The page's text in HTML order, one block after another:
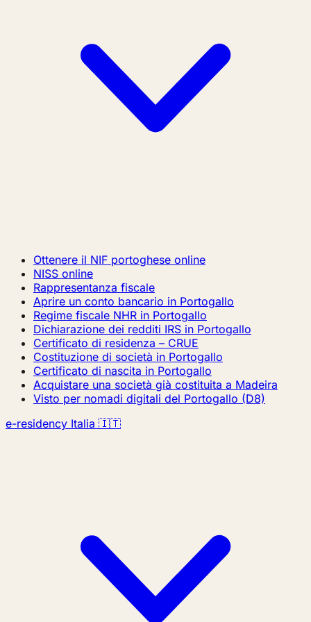
Ottenere il NIF portoghese online
NISS online
Rappresentanza fiscale
Aprire un conto bancario in Portogallo
Regime fiscale NHR in Portogallo
Dichiarazione dei redditi IRS in Portogallo
Certificato di residenza – CRUE
Costituzione di società in Portogallo
Certificato di nascita in Portogallo
Acquistare una società già costituita a Madeira
Visto per nomadi digitali del Portogallo (D8)
e-residency Italia 🇮🇹